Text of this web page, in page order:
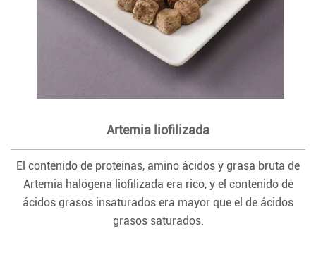
Artemia liofilizada
El contenido de proteínas, amino ácidos y grasa bruta de
Artemia halógena liofilizada era rico, y el contenido de
ácidos grasos insaturados era mayor que el de ácidos
grasos saturados.